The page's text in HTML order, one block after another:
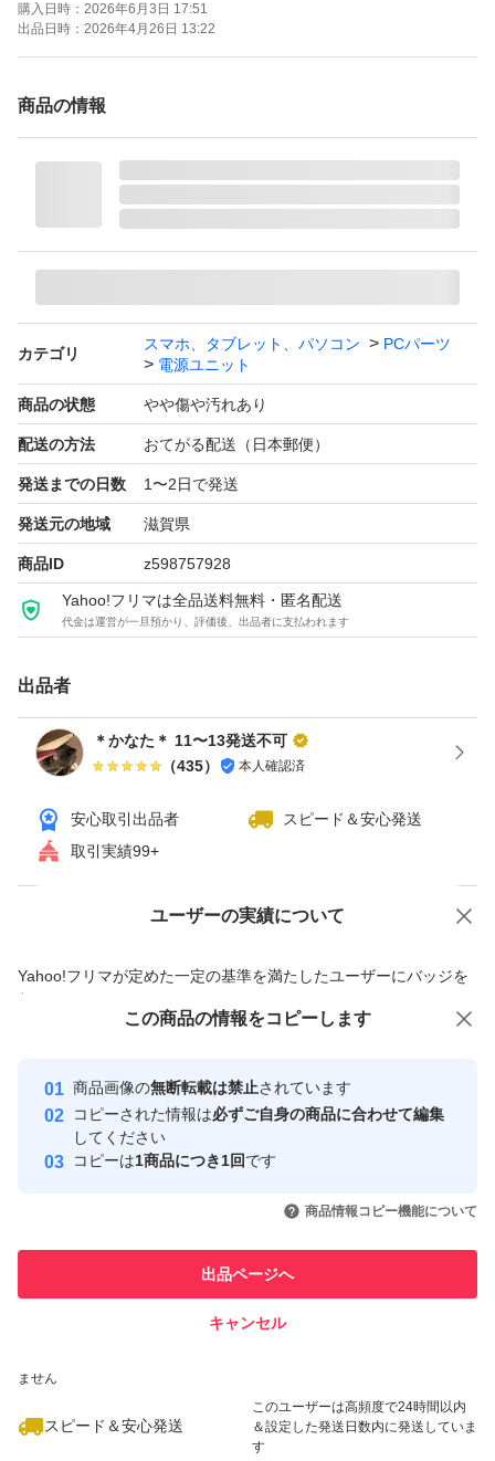
＊神経質な方はご購入お控え下さい
＊喫煙者はいません
Corsair PSU 750W HX750i
ブランド：ー
購入日時： 2026年6月3日 17:51
出品日時： 2026年4月26日 13:22
商品の情報
カテゴリ
スマホ、タブレット、パソコン
PCパーツ
電源ユニット
商品の状態 やや傷や汚れあり
配送の方法 おてがる配送（日本郵便）
発送までの日数 1〜2日で発送
発送元の地域 滋賀県
商品ID z598757928
Yahoo!フリマは全品送料無料・匿名配送
代金は運営が一旦預かり、評価後、出品者に支払われます
出品者
＊かなた＊ 11〜13発送不可
（435） 本人確認済
安心取引出品者
スピード＆安心発送
取引実績99+
ユーザーの実績について
Yahoo!フリマが定めた一定の基準を満たしたユーザーにバッジを
付与しています
安心取引出品者
心・安全なユーザーです
取引実績
引を完了させた実績があります
での取引実績があります
ません
スピード＆安心発送
このユーザーは高頻度で24時間以内
＆設定した発送日数内に発送していま
す
価格の相談 商品への質問
この商品の情報をコピーします
商品画像の無断転載は禁止されています
コピーされた情報は必ずご自身の商品に合わせて編集
してください
コピーは1商品につき1回です
商品情報コピー機能について
出品ページへ
キャンセル
この商品をみている人にオススメ